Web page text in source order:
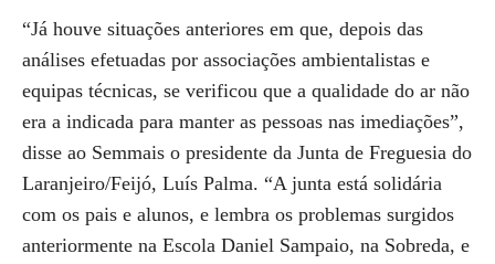
“Já houve situações anteriores em que, depois das
análises efetuadas por associações ambientalistas e
equipas técnicas, se verificou que a qualidade do ar não
era a indicada para manter as pessoas nas imediações”,
disse ao Semmais o presidente da Junta de Freguesia do
Laranjeiro/Feijó, Luís Palma. “A junta está solidária
com os pais e alunos, e lembra os problemas surgidos
anteriormente na Escola Daniel Sampaio, na Sobreda, e